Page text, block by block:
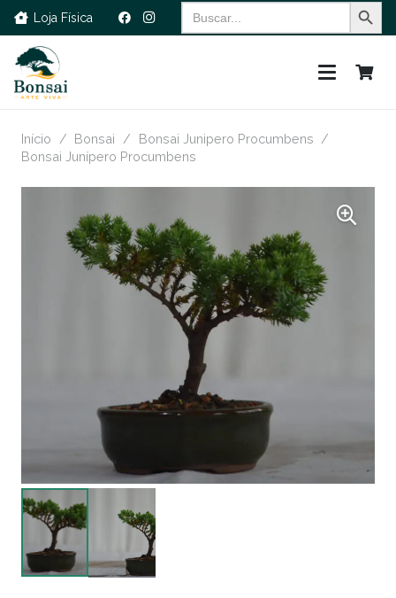
Loja Física
Search
for:
Início / Bonsai / Bonsai Junipero Procumbens /
Bonsai Junípero Procumbens